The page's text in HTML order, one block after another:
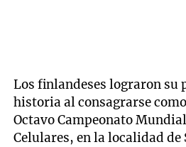
Los finlandeses lograron su
historia al consagrarse
Octavo Campeonato
Celulares, en la localidad de